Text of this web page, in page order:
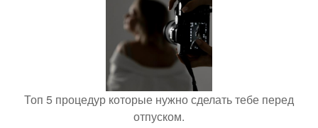
Топ 5 процедур которые нужно сделать тебе перед
отпуском.